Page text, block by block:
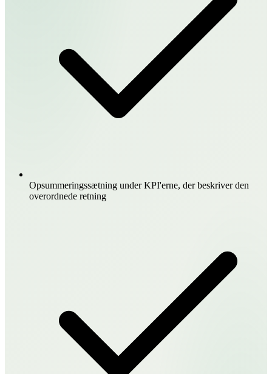
Opsummeringssætning under KPI'erne, der beskriver den
overordnede retning